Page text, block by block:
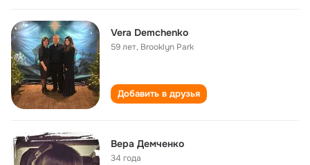
Vera Demchenko
59 лет, Brooklyn Park
Добавить в друзья
Вера Демченко
34 года